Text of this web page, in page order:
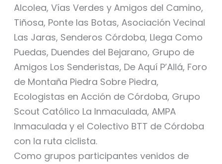
Alcolea, Vías Verdes y Amigos del Camino,
Tiñosa, Ponte las Botas, Asociación Vecinal
Las Jaras, Senderos Córdoba, Llega Como
Puedas, Duendes del Bejarano, Grupo de
Amigos Los Senderistas, De Aquí P’Allá, Foro
de Montaña Piedra Sobre Piedra,
Ecologistas en Acción de Córdoba, Grupo
Scout Católico La Inmaculada, AMPA
Inmaculada y el Colectivo BTT de Córdoba
con la ruta ciclista.
Como grupos participantes venidos de